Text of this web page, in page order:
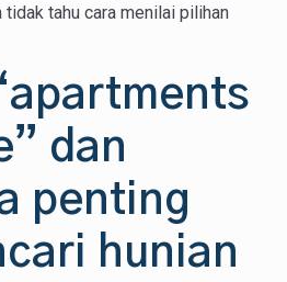
tahu cara menilai pilihan
dan
penting
hunian